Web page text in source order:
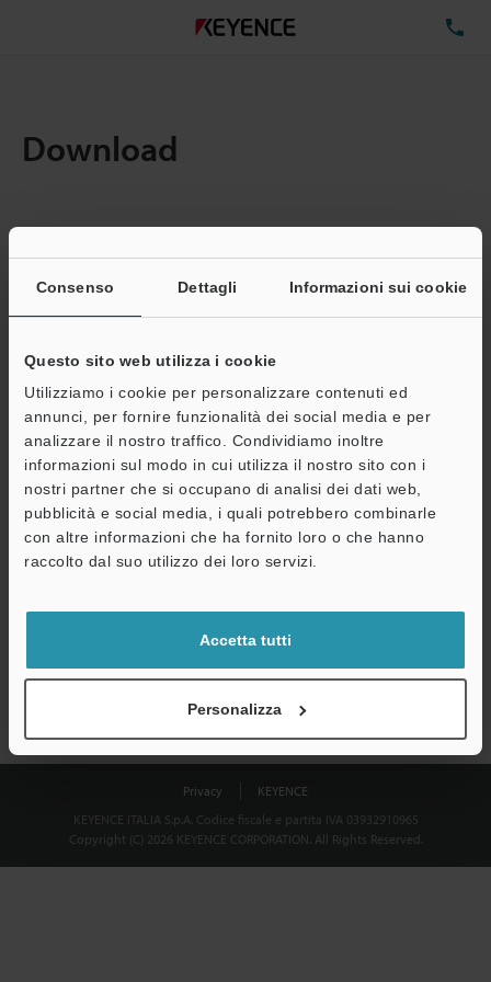
Consenso Dettagli Informazioni sui cookie
Questo sito web utilizza i cookie
Utilizziamo i cookie per personalizzare contenuti ed
annunci, per fornire funzionalità dei social media e per
analizzare il nostro traffico. Condividiamo inoltre
informazioni sul modo in cui utilizza il nostro sito con i
nostri partner che si occupano di analisi dei dati web,
pubblicità e social media, i quali potrebbero combinarle
con altre informazioni che ha fornito loro o che hanno
raccolto dal suo utilizzo dei loro servizi.
Accetta tutti
Personalizza
Download
Quantita: 1Dimensioni file totali:0.71MB
Indirizzo e-mail (obbligatorio)
Download
Dichiarazione sulla privacy
Privacy
KEYENCE
KEYENCE ITALIA S.p.A. Codice fiscale e partita IVA 03932910965
Copyright (C) 2026 KEYENCE CORPORATION. All Rights Reserved.